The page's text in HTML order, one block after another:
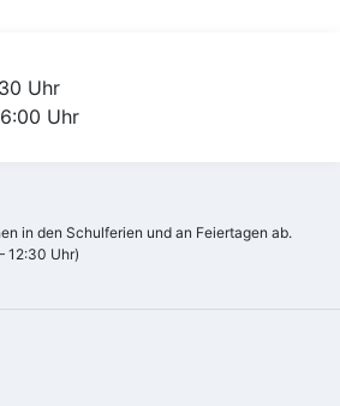
Uhr
Uhr
in den Schulferien und an Feiertagen ab.
12:30 Uhr)